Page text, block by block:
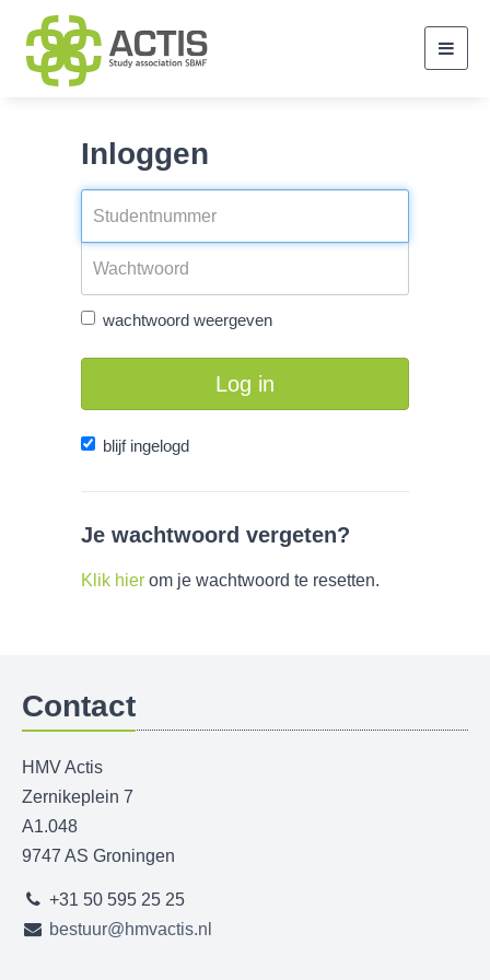
Inloggen
wachtwoord weergeven
Log in
blijf ingelogd
Je wachtwoord vergeten?
Klik hier om je wachtwoord te resetten.
Contact
HMV Actis
Zernikeplein 7
A1.048
9747 AS Groningen
+31 50 595 25 25
bestuur@hmvactis.nl